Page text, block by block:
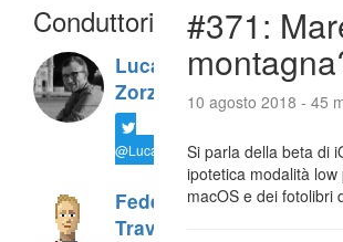
Conduttori
Luca
Zorzi
@LucaTNT
Federico
Travaini
#371:
10 agosto 2018 - 45
Si parla della beta di
ipotetica modalità
macOS e dei fotolibri